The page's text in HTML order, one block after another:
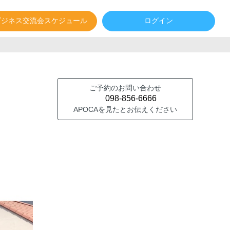
ログイン
ネス交流会スケジュール
ご予約のお問い合わせ
098-856-6666
APOCAを見たとお伝えください